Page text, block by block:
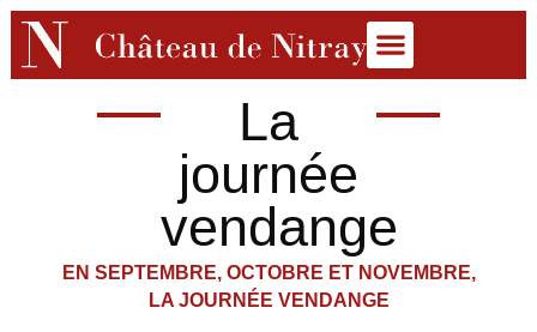
La
journée
vendange
EN SEPTEMBRE, OCTOBRE ET NOVEMBRE,
LA JOURNÉE VENDANGE